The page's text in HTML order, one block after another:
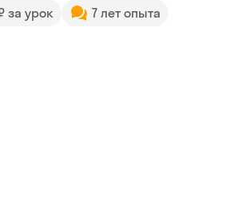
за урок 7 лет опыта